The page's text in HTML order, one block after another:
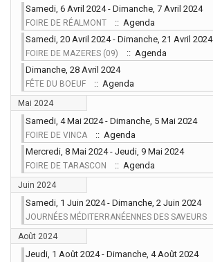
Samedi, 6 Avril 2024 - Dimanche, 7 Avril 2024
FOIRE DE RÉALMONT
:: Agenda
Samedi, 20 Avril 2024 - Dimanche, 21 Avril 2024
FOIRE DE MAZERES (09)
:: Agenda
Dimanche, 28 Avril 2024
FÊTE DU BOEUF :: Agenda
Mai 2024
Samedi, 4 Mai 2024 - Dimanche, 5 Mai 2024
FOIRE DE VINCA
:: Agenda
Mercredi, 8 Mai 2024 - Jeudi, 9 Mai 2024
FOIRE DE TARASCON :: Agenda
Juin 2024
Samedi, 1 Juin 2024 - Dimanche, 2 Juin 2024
JOURNÉES MÉDITERRANÉENNES DES SAVEURS
Août 2024
Jeudi, 1 Août 2024 - Dimanche, 4 Août 2024